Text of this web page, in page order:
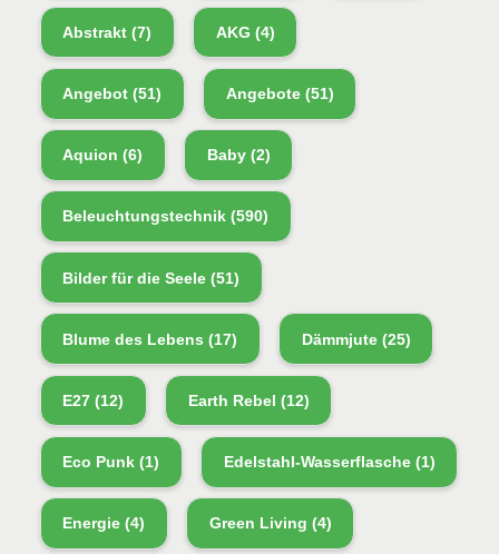
Abstrakt (7) AKG (4)
Angebot (51) Angebote(51)
Aquion (6) Baby(2)
Beleuchtungstechnik (590)
Bilder für die Seele (51)
Blume des Lebens (17) Dämmjute(25)
E27 (12) Earth Rebel (12)
Eco Punk (1) Edelstahl-Wasserflasche(1)
Energie (4) Green Living (4)